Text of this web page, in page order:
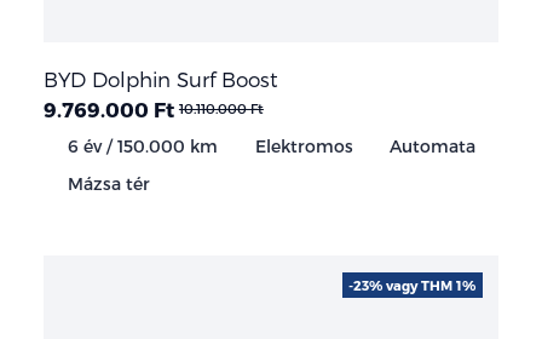
BYD Dolphin Surf Boost
9.769.000 Ft 10.110.000 Ft
6 év / 150.000 km Elektromos
Automata
Mázsa tér
-23% vagy THM 1%